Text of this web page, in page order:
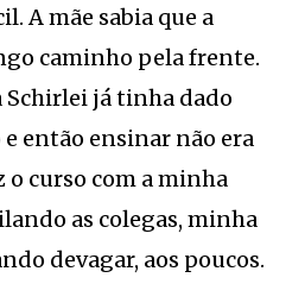
A mãe sabia que a
caminho pela frente.
Schirlei já tinha dado
então ensinar não era
o curso com a minha
as colegas, minha
devagar, aos poucos.